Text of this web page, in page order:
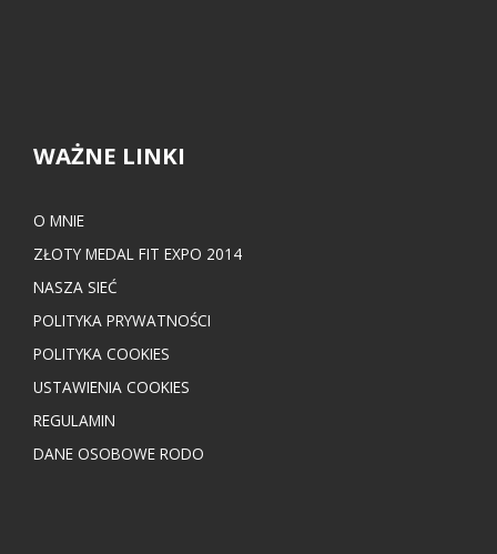
WAŻNE LINKI
O MNIE
ZŁOTY MEDAL FIT EXPO 2014
NASZA SIEĆ
POLITYKA PRYWATNOŚCI
POLITYKA COOKIES
USTAWIENIA COOKIES
REGULAMIN
DANE OSOBOWE RODO